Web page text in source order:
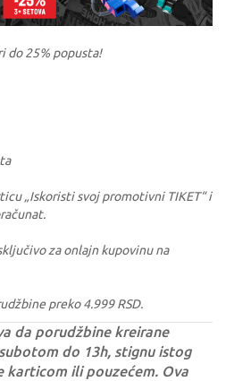
do 25% popusta!
„Iskoristi svoj promotivni TIKET“ i
za onlajn kupovinu na
preko 4.999 RSD.
da porudžbine kreirane
do 13h, stignu istog
karticom ili pouzećem. Ova